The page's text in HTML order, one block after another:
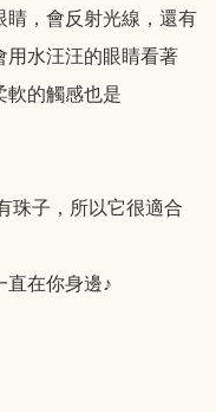
睛，會反射光線，還有
用水汪汪的眼睛看著
軟的觸感也是
珠子，所以它很適合
直在你身邊♪